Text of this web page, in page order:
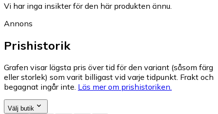
Vi har inga insikter för den här produkten ännu.
Annons
Prishistorik
Grafen visar lägsta pris över tid för den variant (såsom färg
eller storlek) som varit billigast vid varje tidpunkt. Frakt och
begagnat ingår inte. Läs mer om prishistoriken.
Välj butik